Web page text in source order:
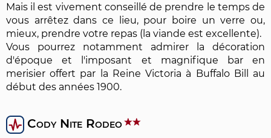
Mais il est vivement conseillé de prendre le temps de
vous arrêtez dans ce lieu, pour boire un verre ou,
mieux, prendre votre repas (la viande est excellente).
Vous pourrez notamment admirer la décoration
d'époque et l'imposant et magnifique bar en
merisier offert par la Reine Victoria à Buffalo Bill au
début des années 1900.
Cody Nite Rodeo